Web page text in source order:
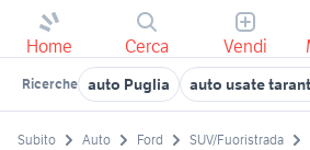
Home Cerca Vendi
Ricerche auto Puglia auto usate
Subito Auto Ford SUV/Fuoristrada